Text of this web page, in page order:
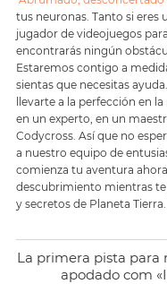
tus neuronas. Tanto si
jugador de videojuegos
encontrarás ningún
Estaremos contigo a
sientas que necesitas
llevarte a la perfección en
en un experto, en un
Codycross. Así que no
a nuestro equipo de
comienza tu aventura
descubrimiento mientras
y secretos de Planeta Tierra.
La primera pista para
apodado com